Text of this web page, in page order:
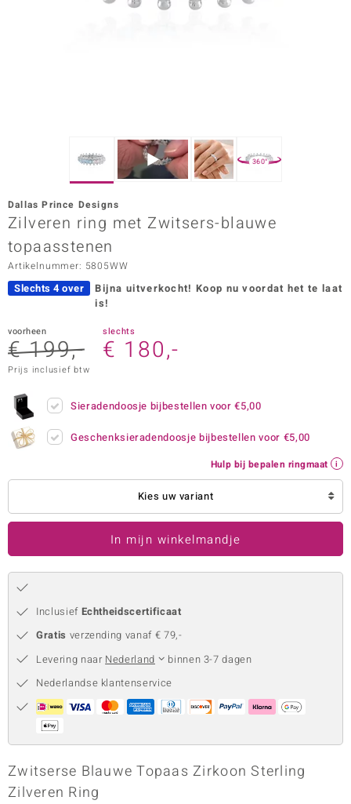
Vogue
360°
Dallas Prince Designs
Zilveren ring met Zwitsers-blauwe
topaasstenen
Artikelnummer: 5805WW
Slechts 4 over Bijna uitverkocht! Koop nu voordat het te laat
is!
voorheen
€ 199,-
slechts
€ 180,-
Prijs inclusief btw
Sieradendoosje bijbestellen voor€5,00
Geschenksieradendoosje bijbestellen voor €5,00
Hulp bij bepalen ringmaat
Kies uw variant
In mijn winkelmandje
Inclusief Echtheidscertificaat
Gratis verzending vanaf € 79,-
Levering naar Nederland
binnen 3-7 dagen
Nederlandse klantenservice
Zwitserse Blauwe Topaas Zirkoon Sterling
Zilveren Ring